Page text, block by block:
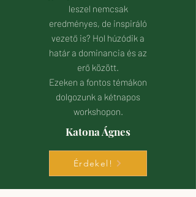
leszel nemcsak
eredményes, de inspiráló
vezető is? Hol húzódik a
határ a dominancia és az
erő között.
Ezeken a fontos témákon
dolgozunk a kétnapos
workshopon.
Katona Ágnes
Érdekel!